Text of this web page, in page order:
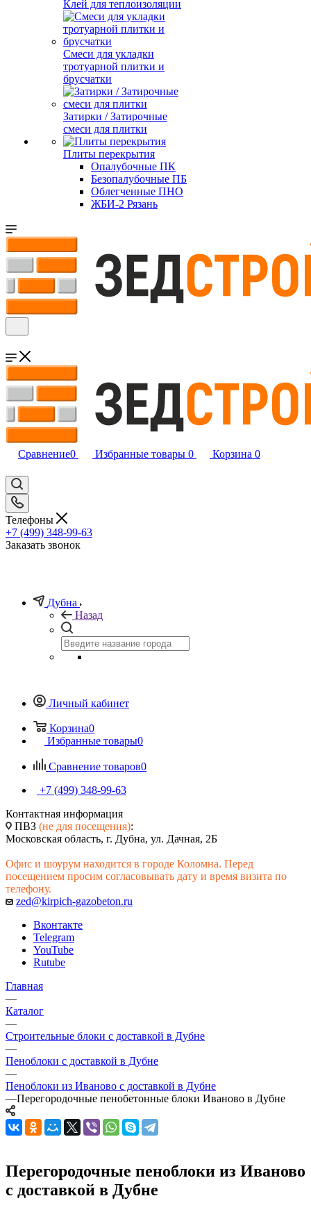
Клей для теплоизоляции
Смеси для укладки
тротуарной плитки и
брусчатки
Затирки / Затирочные
смеси для плитки
Плиты перекрытия
Опалубочные ПК
Безопалубочные ПБ
Облегченные ПНО
ЖБИ-2 Рязань
Сравнение0 Избранные товары 0 Корзина 0
Телефоны
+7 (499) 348-99-63
Заказать звонок
Дубна
Назад
Личный кабинет
Корзина0
Избранные товары0
Сравнение товаров0
+7 (499) 348-99-63
Контактная информация
ПВЗ (не для посещения):
Московская область, г. Дубна, ул. Дачная, 2Б
Офис и шоурум находится в городе Коломна. Перед
посещением просим согласовывать дату и время визита по
телефону.
zed@kirpich-gazobeton.ru
Вконтакте
Telegram
YouTube
Rutube
Главная
—
Каталог
—
Строительные блоки с доставкой в Дубне
—
Пеноблоки с доставкой в Дубне
—
Пеноблоки из Иваново с доставкой в Дубне
—Перегородочные пенобетонные блоки Иваново в Дубне
Перегородочные пеноблоки из Иваново
с доставкой в Дубне